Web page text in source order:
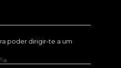
poder dirigir-te a um